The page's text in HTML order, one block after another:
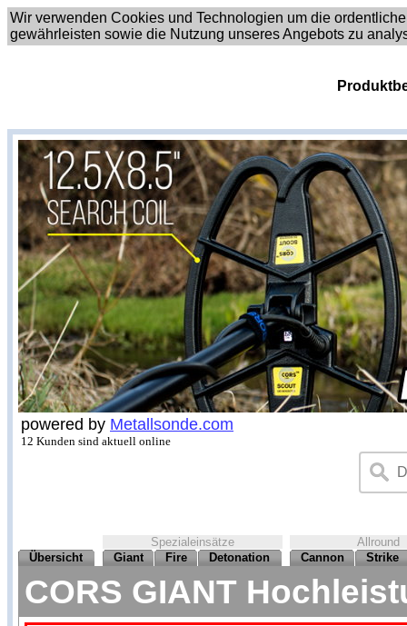
Wir verwenden Cookies und Technologien um die
gewährleisten sowie die Nutzung unseres Angebots zu
powered by Metallsonde.com
12 Kunden sind aktuell online
Spezialeinsätze
Allround
Übersicht
Giant Fire Detonation Cannon Strike
CORS GIANT